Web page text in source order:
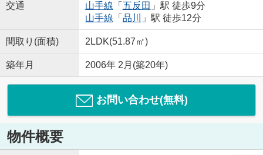
交通
山手線 「 五反田 」駅 徒歩9分
山手線 「 品川 」駅 徒歩12分
間取り(面積) 2LDK(51.87㎡)
築年月 2006年 2月(築20年)
お問い合わせ(無料)
物件概要